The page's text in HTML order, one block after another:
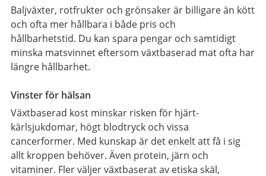
Baljväxter, rotfrukter och grönsaker är billigare än kött
och ofta mer hållbara i både pris och
hållbarhetstid. Du kan spara pengar och samtidigt
minska matsvinnet eftersom växtbaserad mat ofta har
längre hållbarhet.
Vinster för hälsan
Växtbaserad kost minskar risken för hjärt-
kärlsjukdomar, högt blodtryck och vissa
cancerformer. Med kunskap är det enkelt att få i sig
allt kroppen behöver. Även protein, järn och
vitaminer. Fler väljer växtbaserat av etiska skäl,